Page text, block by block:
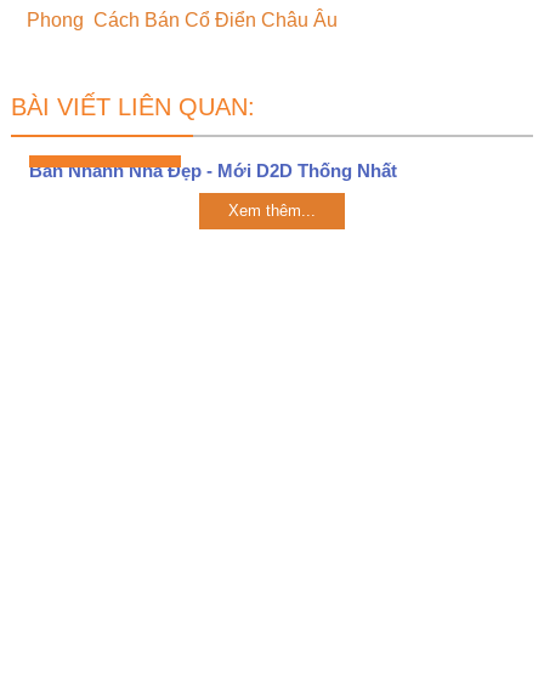
Phong Cách Bán Cổ Điển Châu Âu
BÀI VIẾT LIÊN QUAN:
Bán Nhanh Nhà Đẹp - Mới D2D Thống Nhất
Xem thêm...